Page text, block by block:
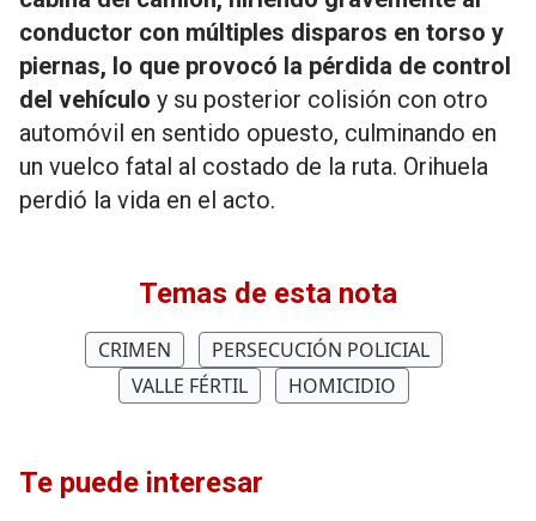
conductor con múltiples disparos en torso y
piernas, lo que provocó la pérdida de control
del vehículo y su posterior colisión con otro
automóvil en sentido opuesto, culminando en
un vuelco fatal al costado de la ruta. Orihuela
perdió la vida en el acto.
Temas de esta nota
CRIMEN
PERSECUCIÓN POLICIAL
VALLE FÉRTIL
HOMICIDIO
Te puede interesar